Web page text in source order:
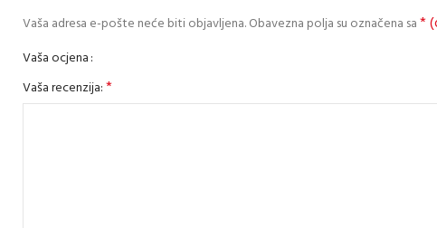
Vaša adresa e-pošte neće biti objavljena.Obavezna polja su označena sa*
Vaša ocjena
Vaša recenzija:*